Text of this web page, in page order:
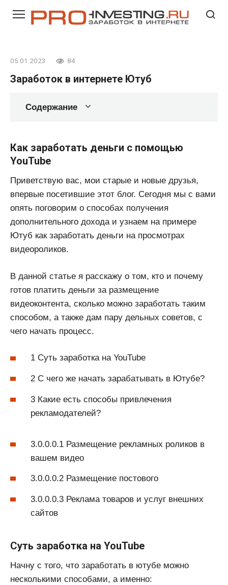
05.01.2023 84
Заработок в интернете Ютуб
Содержание
Как заработать деньги с помощью
YouTube
Приветствую вас, мои старые и новые друзья,
впервые посетившие этот блог. Cегодня мы с вами
опять поговорим о способах получения
дополнительного дохода и узнаем на примере
Ютуб как заработать деньги на просмотрах
видеороликов.
В данной статье я расскажу о том, кто и почему
готов платить деньги за размещение
видеоконтента, сколько можно заработать таким
способом, а также дам пару дельных советов, с
чего начать процесс.
1 Суть заработка на YouTube
2 С чего же начать зарабатывать в Ютубе?
3 Какие есть способы привлечения
рекламодателей?
3.0.0.0.1 Размещение рекламных роликов в
вашем видео
3.0.0.0.2 Размещение постового
3.0.0.0.3 Реклама товаров и услуг внешних
сайтов
Суть заработка на YouTube
Начну с того, что заработать в ютубе можно
несколькими способами, а именно: